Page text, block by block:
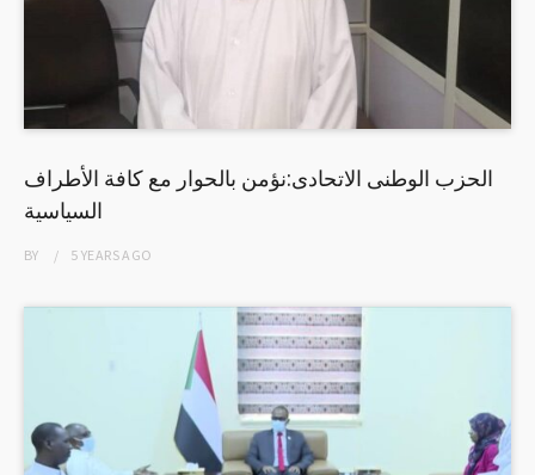
الحزب الوطنى الاتحادى:نؤمن بالحوار مع كافة الأطراف
السياسية
BY 5 YEARSAGO